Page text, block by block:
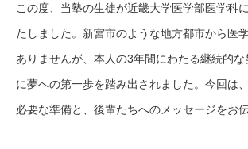
この度、当塾の生徒が近畿大学医学部医学科
たしました。新宮市のような地方都市から医
ありませんが、本人の3年間にわたる継続的
に夢への第一歩を踏み出されました。今回は
必要な準備と、後輩たちへのメッセージをお伝